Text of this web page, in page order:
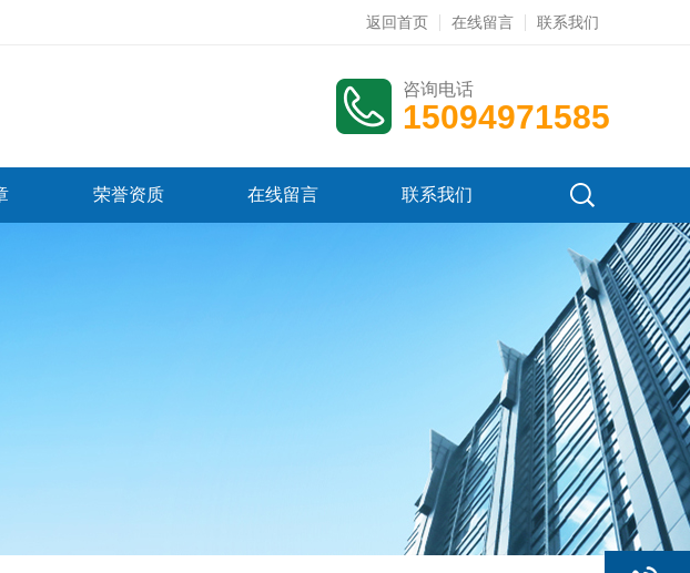
返回首页 在线留言 联系我们
咨询电话
15094971585
荣誉资质 在线留言 联系我们